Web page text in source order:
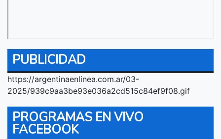
PUBLICIDAD
https://argentinaenlinea.com.ar/03-
2025/939c9aa3be93e036a2cd515c84ef9f08.gif
PROGRAMAS EN VIVO
FACEBOOK